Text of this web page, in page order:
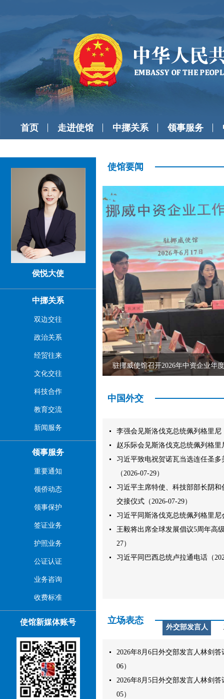
首页 走进使馆 中挪关系 领事服务
侯悦大使
中挪关系
双边交往
政治关系
经贸往来
文化交往
科技合作
教育交流
新闻服务
领事服务
重要通知
领侨动态
领事保护
签证业务
护照业务
公证认证
业务咨询
收费标准
使馆新媒体账号
使馆要闻
驻挪威使馆召开2026年中资企业年
中国外交
李强会见斯洛伐克总统佩列格里尼
赵乐际会见斯洛伐克总统佩列格里
习近平致电祝贺诺瓦当选连任圣
（2026-07-29）
习近平主席特使、科技部部长阴
交接仪式（2026-07-29）
习近平同斯洛伐克总统佩列格里尼
王毅将出席全球发展倡议5周年高
27）
习近平同巴西总统卢拉通电话（
立场表态
外交部发言人
2026年8月6日外交部发言人林剑答
06）
2026年8月5日外交部发言人林剑答
05）